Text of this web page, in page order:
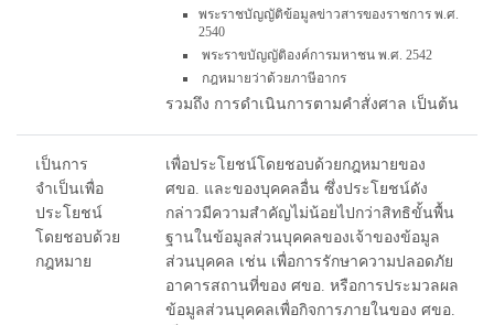
พระราชบัญญัติข้อมูลข่าวสารของราชการ พ.ศ.
2540
พระราขบัญญัติองค์การมหาชน พ.ศ. 2542
กฎหมายว่าด้วยภาษีอากร
รวมถึง การดำเนินการตามคำสั่งศาล เป็นต้น
เป็นการ
จำเป็นเพื่อ
ประโยชน์
โดยชอบด้วย
กฎหมาย
เพื่อประโยชน์โดยชอบด้วยกฎหมายของ
ศขอ. และของบุคคลอื่น ซึ่งประโยชน์ดัง
กล่าวมีความสำคัญไม่น้อยไปกว่าสิทธิขั้นพื้น
ฐานในข้อมูลส่วนบุคคลของเจ้าของข้อมูล
ส่วนบุคคล เช่น เพื่อการรักษาความปลอดภัย
อาคารสถานที่ของ ศขอ. หรือการประมวลผล
ข้อมูลส่วนบุคคลเพื่อกิจการภายในของ ศขอ.